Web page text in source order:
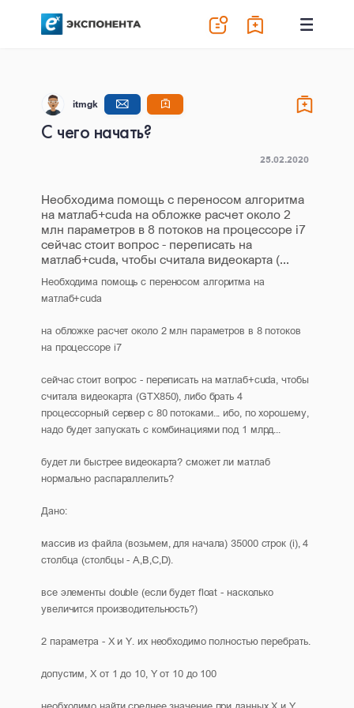
itmgk
С чего начать?
25.02.2020
Необходима помощь с переносом алгоритма
на матлаб+cuda на обложке расчет около 2
млн параметров в 8 потоков на процессоре i7
сейчас стоит вопрос - переписать на
матлаб+cuda, чтобы считала видеокарта (...
Необходима помощь с переносом алгоритма на
матлаб+cuda
на обложке расчет около 2 млн параметров в 8 потоков
на процессоре i7
сейчас стоит вопрос - переписать на матлаб+cuda, чтобы
считала видеокарта (GTX850), либо брать 4
процессорный сервер с 80 потоками... ибо, по хорошему,
надо будет запускать с комбинациями под 1 млрд...
будет ли быстрее видеокарта? сможет ли матлаб
нормально распараллелить?
Дано:
массив из файла (возьмем, для начала) 35000 строк (i), 4
столбца (столбцы - A,B,C,D).
все элементы double (если будет float - насколько
увеличится производительность?)
2 параметра - X и Y. их необходимо полностью перебрать.
допустим, X от 1 до 10, Y от 10 до 100